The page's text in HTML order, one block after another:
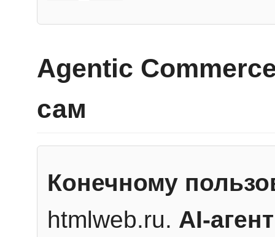
Agentic
сам
Конечному
htmlweb.ru. AI-агент